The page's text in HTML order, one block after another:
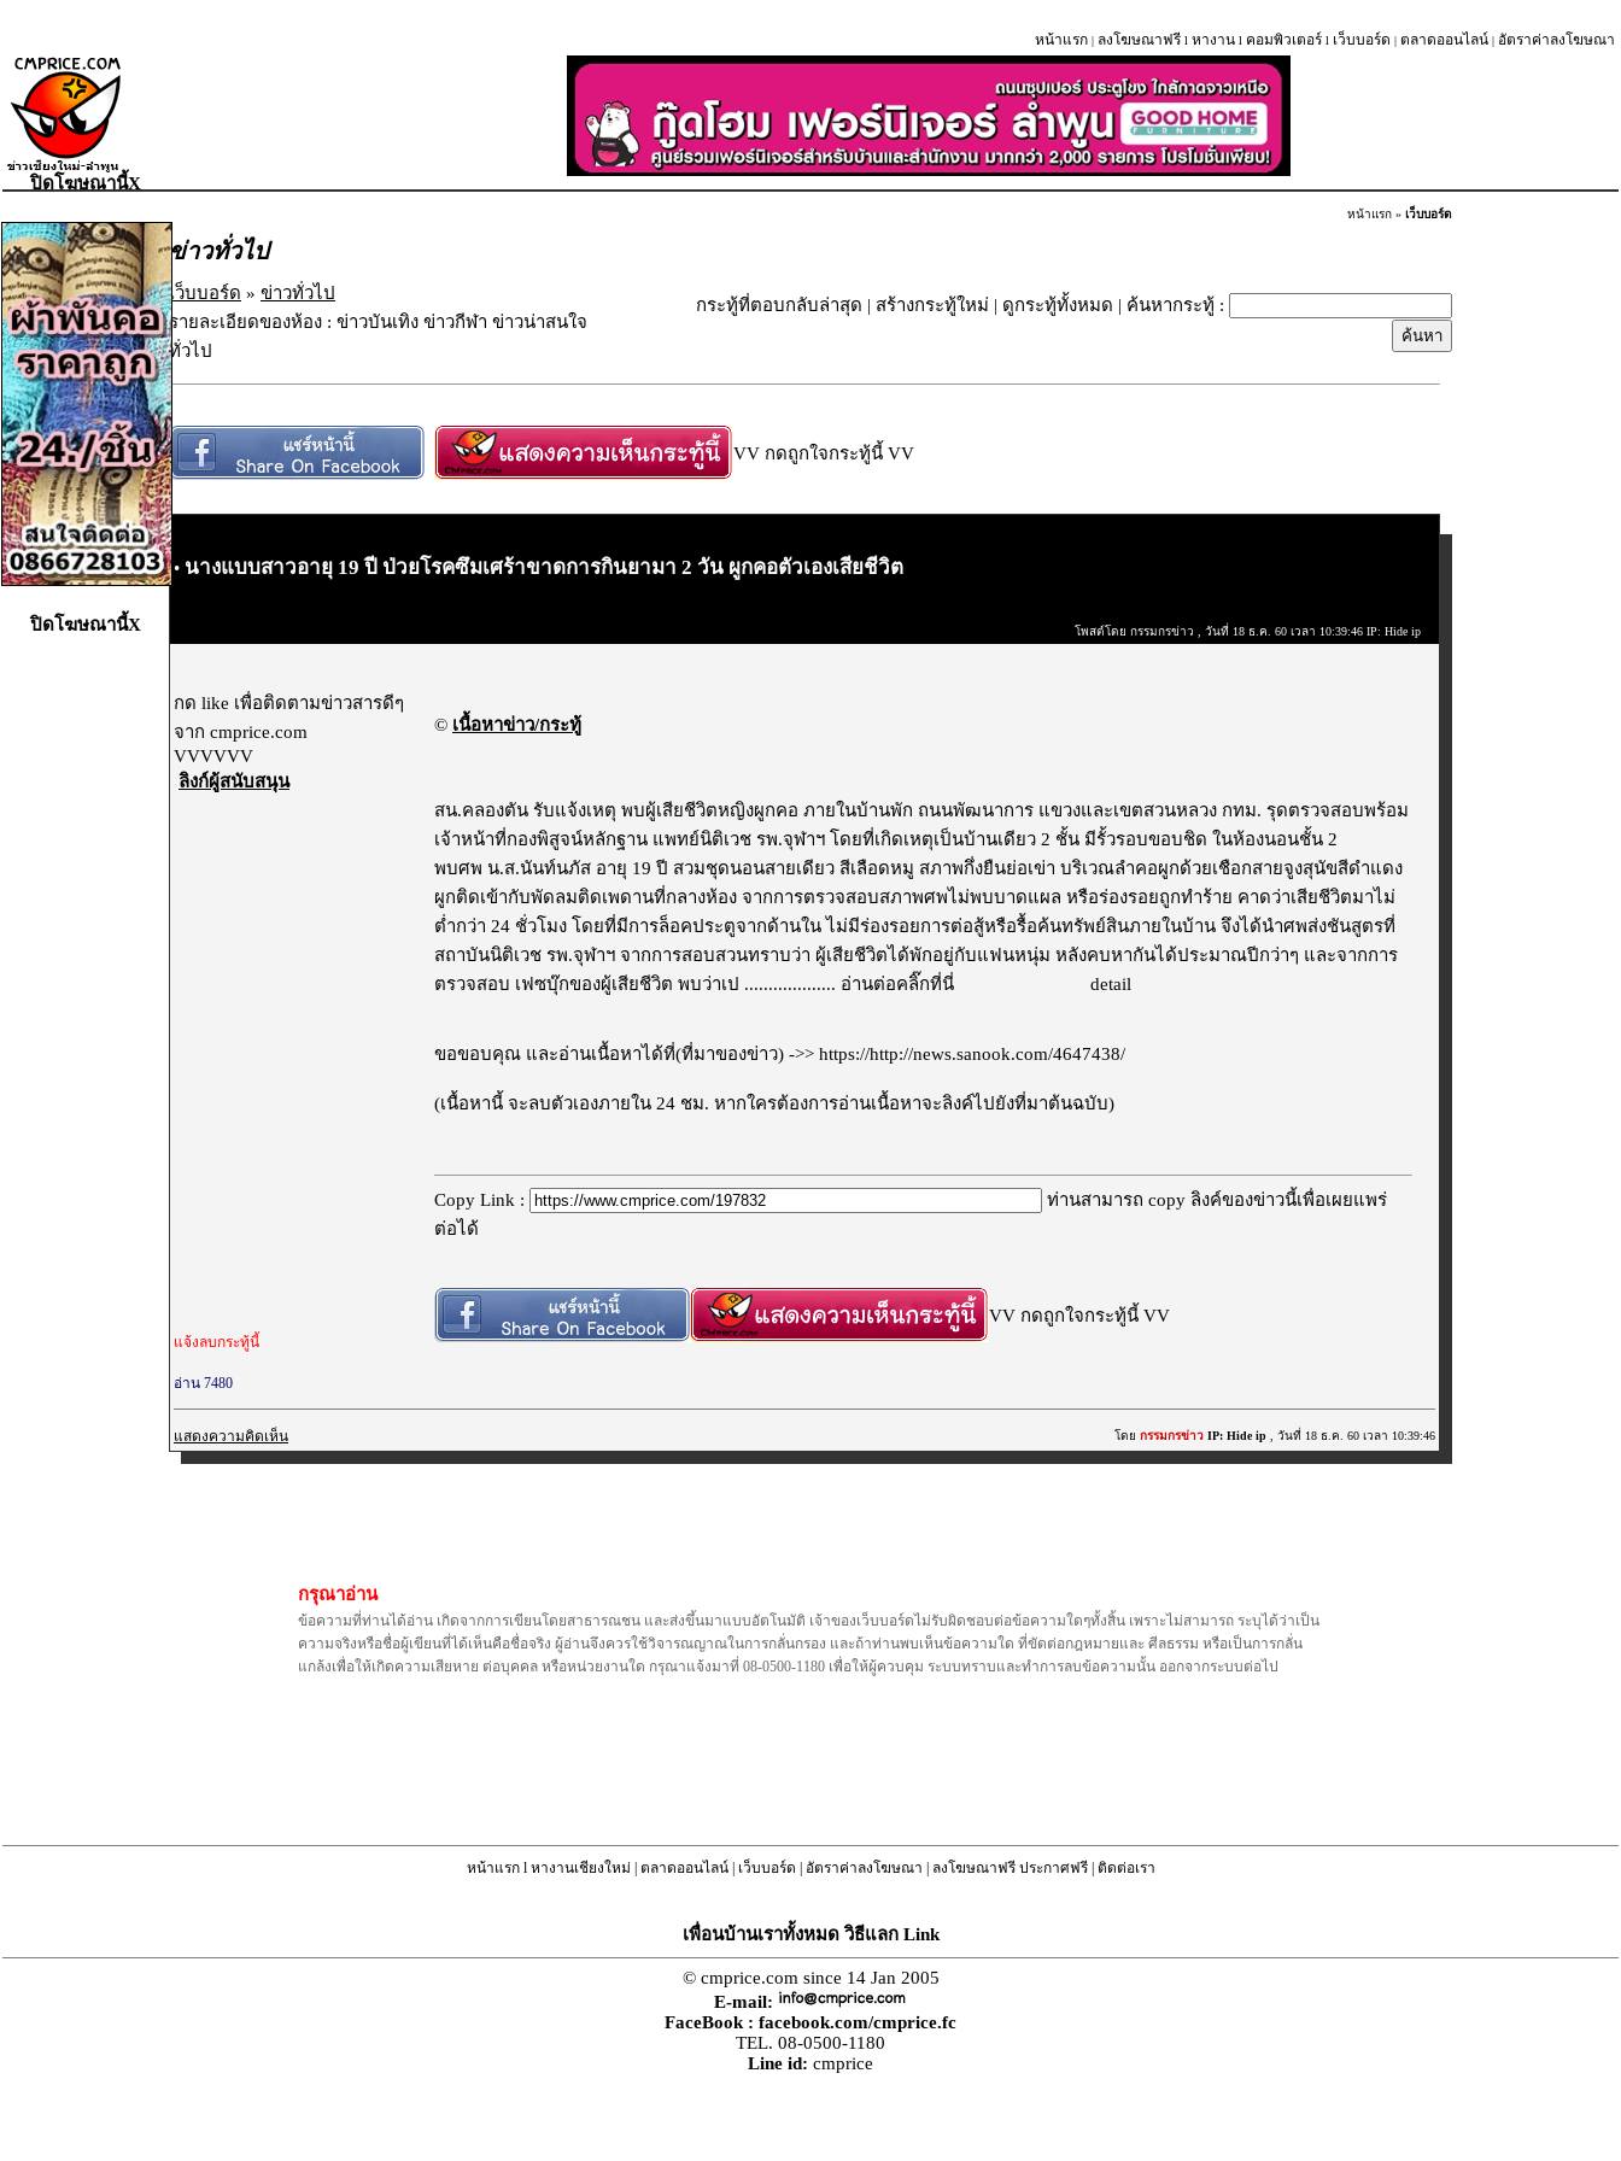
หน้าแรก | ลงโฆษณาฟรี l หางาน l คอมพิวเตอร์ l เว็บบอร์ด | ตลาดออนไลน์ | อัตราค่าลงโฆษณา
หน้าแรก » เว็บบอร์ด
ข่าวทั่วไป
เว็บบอร์ด » ข่าวทั่วไป
รายละเอียดของห้อง : ข่าวบันเทิง ข่าวกีฬา ข่าวน่าสนใจ
ทั่วไป
กระทู้ที่ตอบกลับล่าสุด | สร้างกระทู้ใหม่ | ดูกระทู้ทั้งหมด | ค้นหากระทู้ :
VV กดถูกใจกระทู้นี้ VV
• นางแบบสาวอายุ 19 ปี ป่วยโรคซึมเศร้าขาดการกินยามา 2 วัน ผูกคอตัวเองเสียชีวิต
โพสต์โดย กรรมกรข่าว , วันที่ 18 ธ.ค. 60 เวลา 10:39:46 IP: Hide ip
กด like เพื่อติดตามข่าวสารดีๆ
จาก cmprice.com
VVVVVV
ลิงก์ผู้สนับสนุน
© เนื้อหาข่าว/กระทู้
สน.คลองตัน รับแจ้งเหตุ พบผู้เสียชีวิตหญิงผูกคอ ภายในบ้านพัก ถนนพัฒนาการ แขวงและเขตสวนหลวง กทม. รุดตรวจสอบพร้อม
เจ้าหน้าที่กองพิสูจน์หลักฐาน แพทย์นิติเวช รพ.จุฬาฯ โดยที่เกิดเหตุเป็นบ้านเดียว 2 ชั้น มีรั้วรอบขอบชิด ในห้องนอนชั้น 2
พบศพ น.ส.นันท์นภัส อายุ 19 ปี สวมชุดนอนสายเดียว สีเลือดหมู สภาพกึ่งยืนย่อเข่า บริเวณลำคอผูกด้วยเชือกสายจูงสุนัขสีดำแดง
ผูกติดเข้ากับพัดลมติดเพดานที่กลางห้อง จากการตรวจสอบสภาพศพไม่พบบาดแผล หรือร่องรอยถูกทำร้าย คาดว่าเสียชีวิตมาไม่
ต่ำกว่า 24 ชั่วโมง โดยที่มีการล็อคประตูจากด้านใน ไม่มีร่องรอยการต่อสู้หรือรื้อค้นทรัพย์สินภายในบ้าน จึงได้นำศพส่งชันสูตรที่
สถาบันนิติเวช รพ.จุฬาฯ จากการสอบสวนทราบว่า ผู้เสียชีวิตได้พักอยู่กับแฟนหนุ่ม หลังคบหากันได้ประมาณปีกว่าๆ และจากการ
ตรวจสอบ เฟซบุ๊กของผู้เสียชีวิต พบว่าเป ................... อ่านต่อคลิ๊กที่นี่ detail
ขอขอบคุณ และอ่านเนื้อหาได้ที่(ที่มาของข่าว) ->> https://http://news.sanook.com/4647438/
(เนื้อหานี้ จะลบตัวเองภายใน 24 ชม. หากใครต้องการอ่านเนื้อหาจะลิงค์ไปยังที่มาต้นฉบับ)
Copy Link :
ท่านสามารถ copy ลิงค์ของข่าวนี้เพื่อเผยแพร่
ต่อได้
VV กดถูกใจกระทู้นี้ VV
แจ้งลบกระทู้นี้
อ่าน 7480
แสดงความคิดเห็น โดย กรรมกรข่าว IP: Hide ip , วันที่ 18 ธ.ค. 60 เวลา 10:39:46
กรุณาอ่าน
ข้อความที่ท่านได้อ่าน เกิดจากการเขียนโดยสาธารณชน และส่งขึ้นมาแบบอัตโนมัติ เจ้าของเว็บบอร์ดไม่รับผิดชอบต่อข้อความใดๆทั้งสิ้น เพราะไม่สามารถ ระบุได้ว่าเป็น
ความจริงหรือชื่อผู้เขียนที่ได้เห็นคือชื่อจริง ผู้อ่านจึงควรใช้วิจารณญาณในการกลั่นกรอง และถ้าท่านพบเห็นข้อความใด ที่ขัดต่อกฎหมายและ ศีลธรรม หรือเป็นการกลั่น
แกล้งเพื่อให้เกิดความเสียหาย ต่อบุคคล หรือหน่วยงานใด กรุณาแจ้งมาที่ 08-0500-1180 เพื่อให้ผู้ควบคุม ระบบทราบและทำการลบข้อความนั้น ออกจากระบบต่อไป
ปิดโฆษณานี้X
ปิดโฆษณานี้X
หน้าแรกl หางานเชียงใหม่ | ตลาดออนไลน์| เว็บบอร์ด | อัตราค่าลงโฆษณา | ลงโฆษณาฟรี ประกาศฟรี| ติดต่อเรา
เพื่อนบ้านเราทั้งหมด วิธีแลก Link
© cmprice.com since 14 Jan 2005
E-mail:
FaceBook : facebook.com/cmprice.fc
TEL. 08-0500-1180
Line id: cmprice